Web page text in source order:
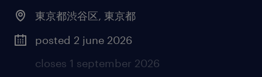
東京都渋谷区, 東京都
posted 2 june 2026
closes 1 september 2026